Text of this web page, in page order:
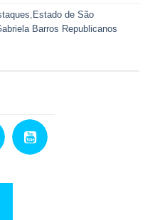
, Estado de São
Barros Republicanos